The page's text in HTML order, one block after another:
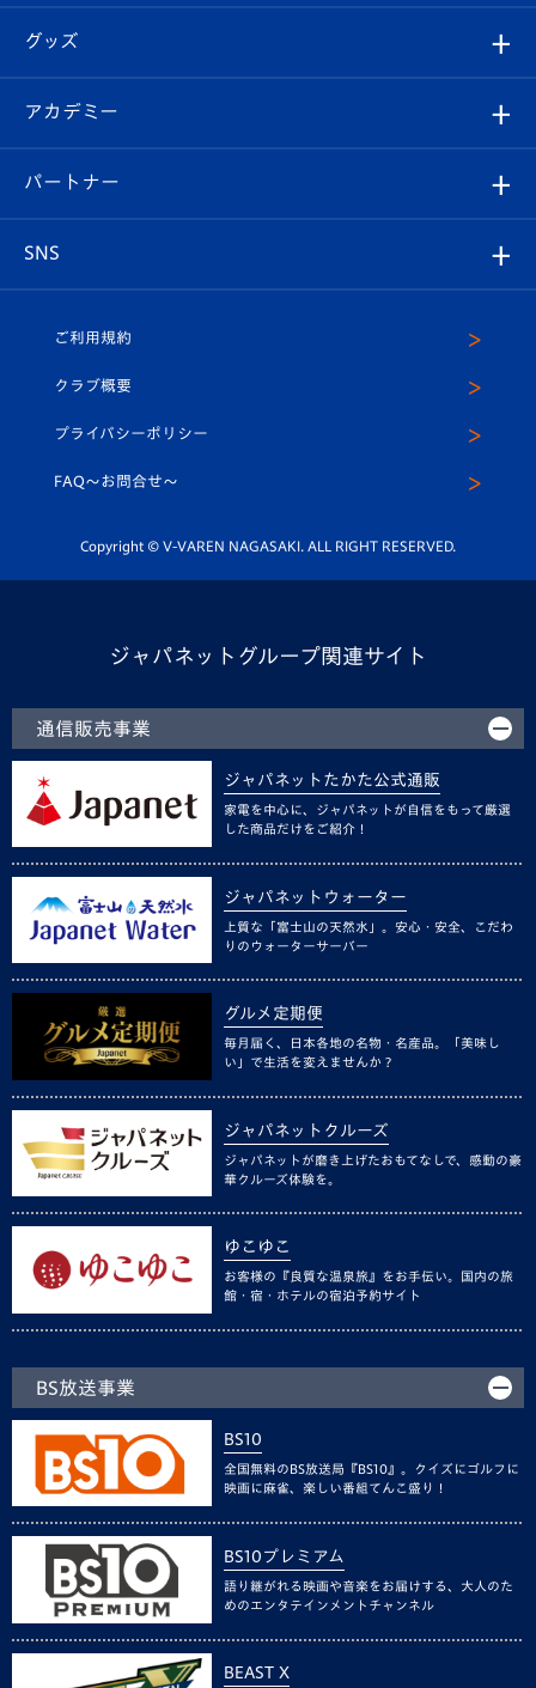
チケット
イベント
メディア
ホームタウン
スタッフプロフィール
マスコット紹介
平和祈念活動
ホームタウン活動
はじめての観戦ガイド
Revive Team
ヴィヴィくんの長崎おもてなしガイド
フォトギャラリー
スタジアムグルメ
チケット
V-LOVERS（ファンクラブ）
プレイヤーズスイート
グッズ
オンラインショップ
店舗情報
アカデミー
育成からのお知らせ
U-18
スクール
パートナー
SNS
ヴィヴィくんインスタグラム
公式LINE＠
ご利用規約
クラブ概要
プライバシーポリシー
FAQ〜お問合せ〜
Copyright © V-VAREN NAGASAKI. ALL RIGHT RESERVED.
ジャパネットグループ関連サイト
通信販売事業
ジャパネットたかた公式通販
家電を中心に、ジャパネットが自信をもって厳選
した商品だけをご紹介！
ジャパネットウォーター
上質な「富士山の天然水」。安心・安全、こだわ
りのウォーターサーバー
グルメ定期便
毎月届く、日本各地の名物・名産品。「美味し
い」で生活を変えませんか？
ジャパネットクルーズ
ジャパネットが磨き上げたおもてなしで、感動の豪
華クルーズ体験を。
ゆこゆこ
お客様の『良質な温泉旅』をお手伝い。国内の旅
館・宿・ホテルの宿泊予約サイト
BS放送事業
BS10
全国無料のBS放送局『BS10』。クイズにゴルフに
映画に麻雀、楽しい番組てんこ盛り！
BS10プレミアム
語り継がれる映画や音楽をお届けする、大人のた
めのエンタテインメントチャンネル
BEAST X